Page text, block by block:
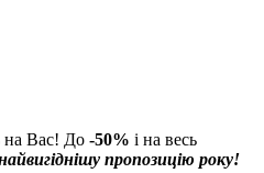
на Вас! До -50% і на весь
пропозицію року!